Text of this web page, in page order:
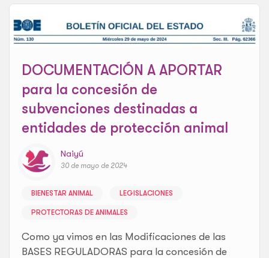
DOCUMENTACIÓN A APORTAR
para la concesión de
subvenciones destinadas a
entidades de protección animal
Naiyú
30 de mayo de 2024
BIENESTAR ANIMAL LEGISLACIONES
PROTECTORAS DE ANIMALES
Como ya vimos en las Modificaciones de las
BASES REGULADORAS para la concesión de